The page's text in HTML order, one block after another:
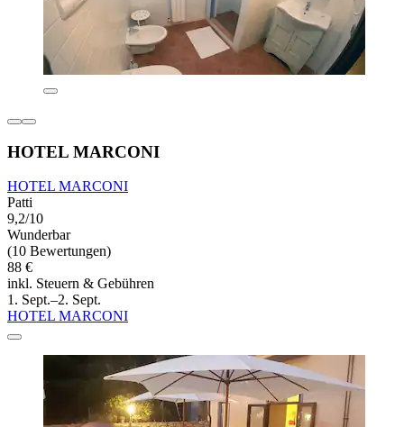
HOTEL MARCONI
HOTEL MARCONI
Patti
9,2/10
Wunderbar
(10 Bewertungen)
88 €
inkl. Steuern & Gebühren
1. Sept.–2. Sept.
HOTEL MARCONI